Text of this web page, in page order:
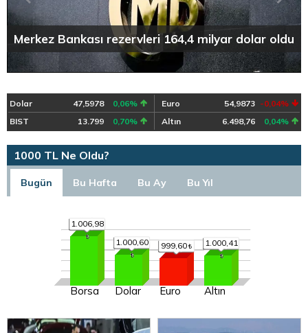
Merkez Bankası rezervleri 164,4 milyar dolar oldu
Dolar 47,5978 0,06% Euro 54,9873 -0,04%
BIST
13.799 0,70% Altın 6.498,76 0,04%
1000 TL Ne Oldu?
Bugün Bu Hafta Bu Ay Bu Yıl
1.006,98
Borsa
1.000,60
Dolar
999,60
Euro
1.000,41
Altın